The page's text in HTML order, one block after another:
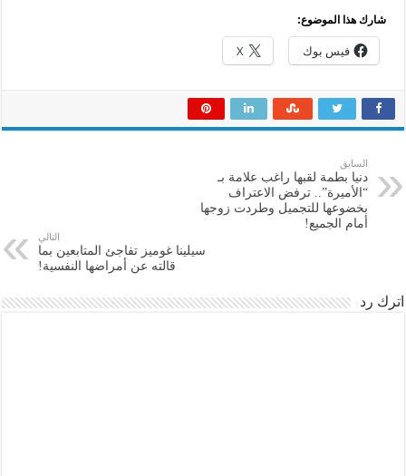
شارك هذا الموضوع:
فيس بوك X
السابق
دنيا بطمة لقبها راغب علامة بـ
“الأميرة”.. ترفض الاعتراف
بخضوعها للتجميل وطردت زوجها
أمام الجميع!
التالي
سيلينا غوميز تفاجئ المتابعين بما
قالته عن أمراضها النفسية!
اترك رد